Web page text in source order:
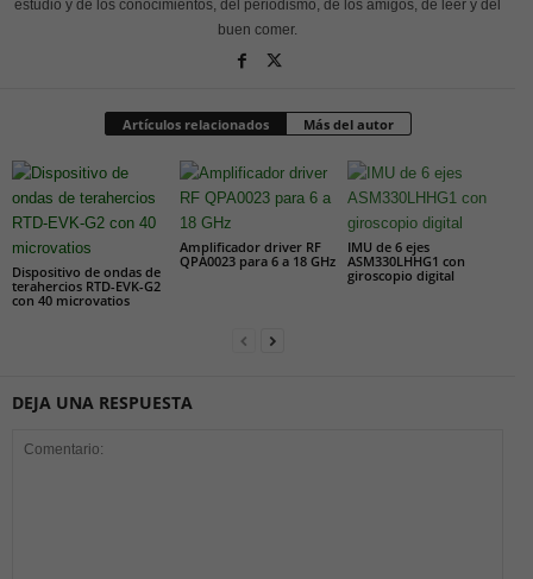
estudio y de los conocimientos, del periodismo, de los amigos, de leer y del
buen comer.
Artículos relacionados Más del autor
Dispositivo de ondas de
terahercios RTD-EVK-G2
con 40 microvatios
Amplificador driver RF
QPA0023 para 6 a 18 GHz
IMU de 6 ejes
ASM330LHHG1 con
giroscopio digital
DEJA UNA RESPUESTA